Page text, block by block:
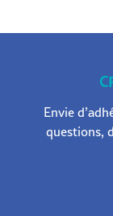
Envie
questions,